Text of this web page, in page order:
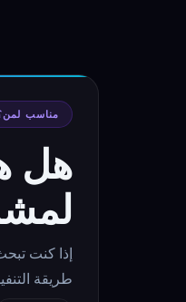
مناسب
هل
إذا كنت
طريقة